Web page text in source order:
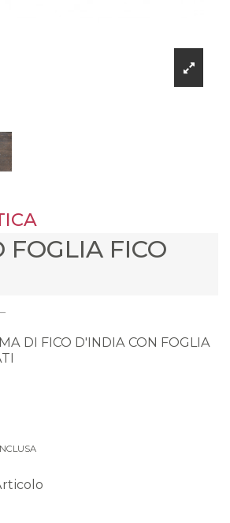
FOGLIA FICO
DI FICO D'INDIA CON FOGLIA